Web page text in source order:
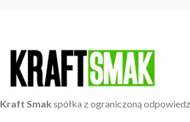
Kraft Smak spółka z ograniczoną